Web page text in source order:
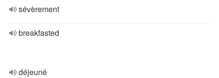
sévèrement
breakfasted
déjeuné